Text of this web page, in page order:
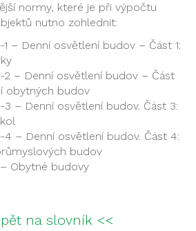
normy, které je při výpočtu
nutno zohlednit:
– Denní osvětlení budov – Část 1:
2 – Denní osvětlení budov – Část
obytných budov
3 – Denní osvětlení budov. Část 3:
4 – Denní osvětlení budov. Část 4:
budov
Obytné budovy
na slovník <<